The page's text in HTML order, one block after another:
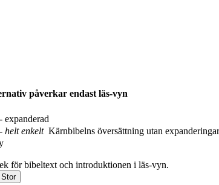
påverkar endast läs-vyn
expanderad
helt enkelt Kärnbibelns översättning utan
för bibeltext och introduktionen i läs-vyn.
Stor